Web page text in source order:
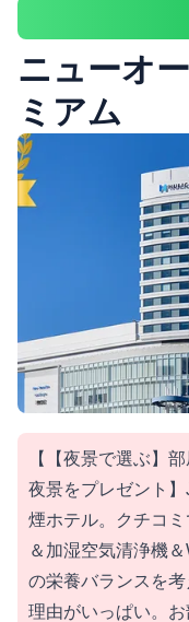
ニューオ
ミアム
【【夜景で選ぶ】
夜景をプレゼント
煙ホテル。クチコ
＆加湿空気清浄機
の栄養バランスを
理由がいっぱい。